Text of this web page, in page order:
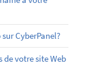
CyberPanel?
votre site Web